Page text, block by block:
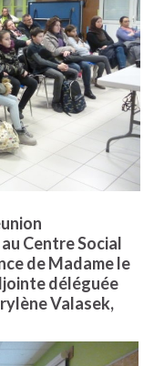
Centre Social
de Madame le
déléguée
Valasek,